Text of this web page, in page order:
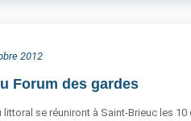
2012
Forum des gardes
littoral se réuniront à Saint-Brieuc les